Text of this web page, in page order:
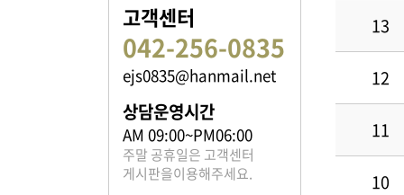
족보 자료실
은진송씨의 족보를 확인하실 수 있습니다.
고객센터
042-256-0835
ejs0835@hanmail.net
상담운영시간
AM 09:00~PM06:00
주말 공휴일은 고객센터
게시판을이용해주세요.
13
12
11
10